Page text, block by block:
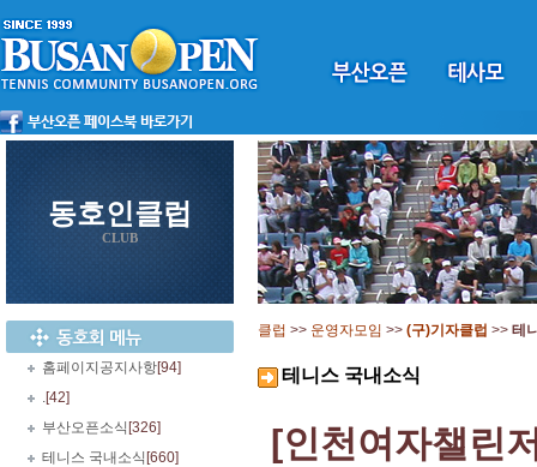
동호인클럽
CLUB
홈페이지공지사항[94]
.[42]
부산오픈소식 [326]
테니스 국내소식 [660]
클럽 >> 운영자모임 >> (구)기자클럽 >> 테
테니스 국내소식
[인천여자챌린